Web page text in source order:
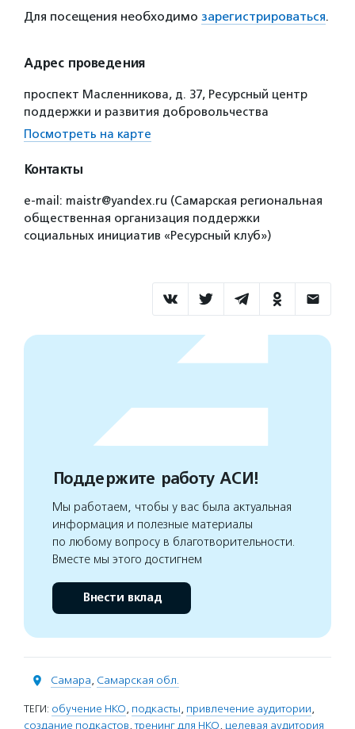
Для посещения необходимо зарегистрироваться.
Адрес проведения
проспект Масленникова, д. 37, Ресурсный центр
поддержки и развития добровольчества
Посмотреть на карте
Контакты
e-mail: maistr@yandex.ru (Самарская региональная
общественная организация поддержки
социальных инициатив «Ресурсный клуб»)
Поддержите работу АСИ!
Мы работаем, чтобы у вас была актуальная
информация и полезные материалы
по любому вопросу в благотворительности.
Вместе мы этого достигнем
Внести вклад
Самара, Самарская обл.
ТЕГИ: обучение НКО, подкасты, привлечение аудитории,
создание подкастов,тренинг для НКО, целевая аудитория